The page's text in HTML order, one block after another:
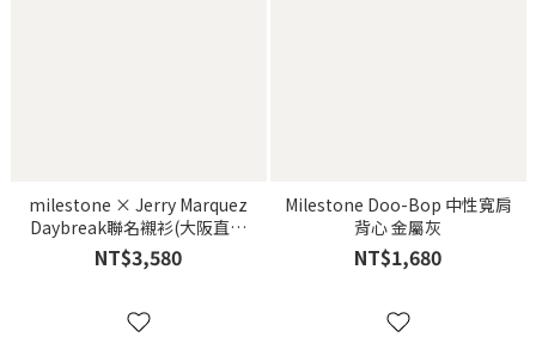
milestone × Jerry Marquez
Daybreak聯名襯衫(大阪直營
店鋪限定款)
NT$3,580
Milestone Doo-Bop 中性寬肩
背心 金屬灰
NT$1,680